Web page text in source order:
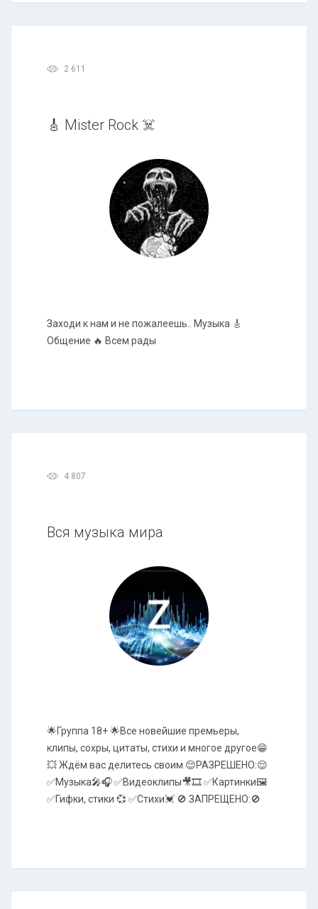
2 611
🎸 Mister Rock ☠️
Заходи к нам и не пожалеешь.. Музыка 🎸
Общение 🔥 Всем рады
4 807
Вся музыка мира
🌟Группа 18+ 🌟Все новейшие премьеры,
клипы, сохры, цитаты, стихи и многое другое😁
💥 Ждём вас делитесь своим 😌РАЗРЕШЕНО:😌
✅Музыка🎤🎧 ✅Видеоклипы🎥🎞️ ✅Картинки🖼️
✅Гифки, стики 💞 ✅Стихи💓 🚫 ЗАПРЕЩЕНО:🚫